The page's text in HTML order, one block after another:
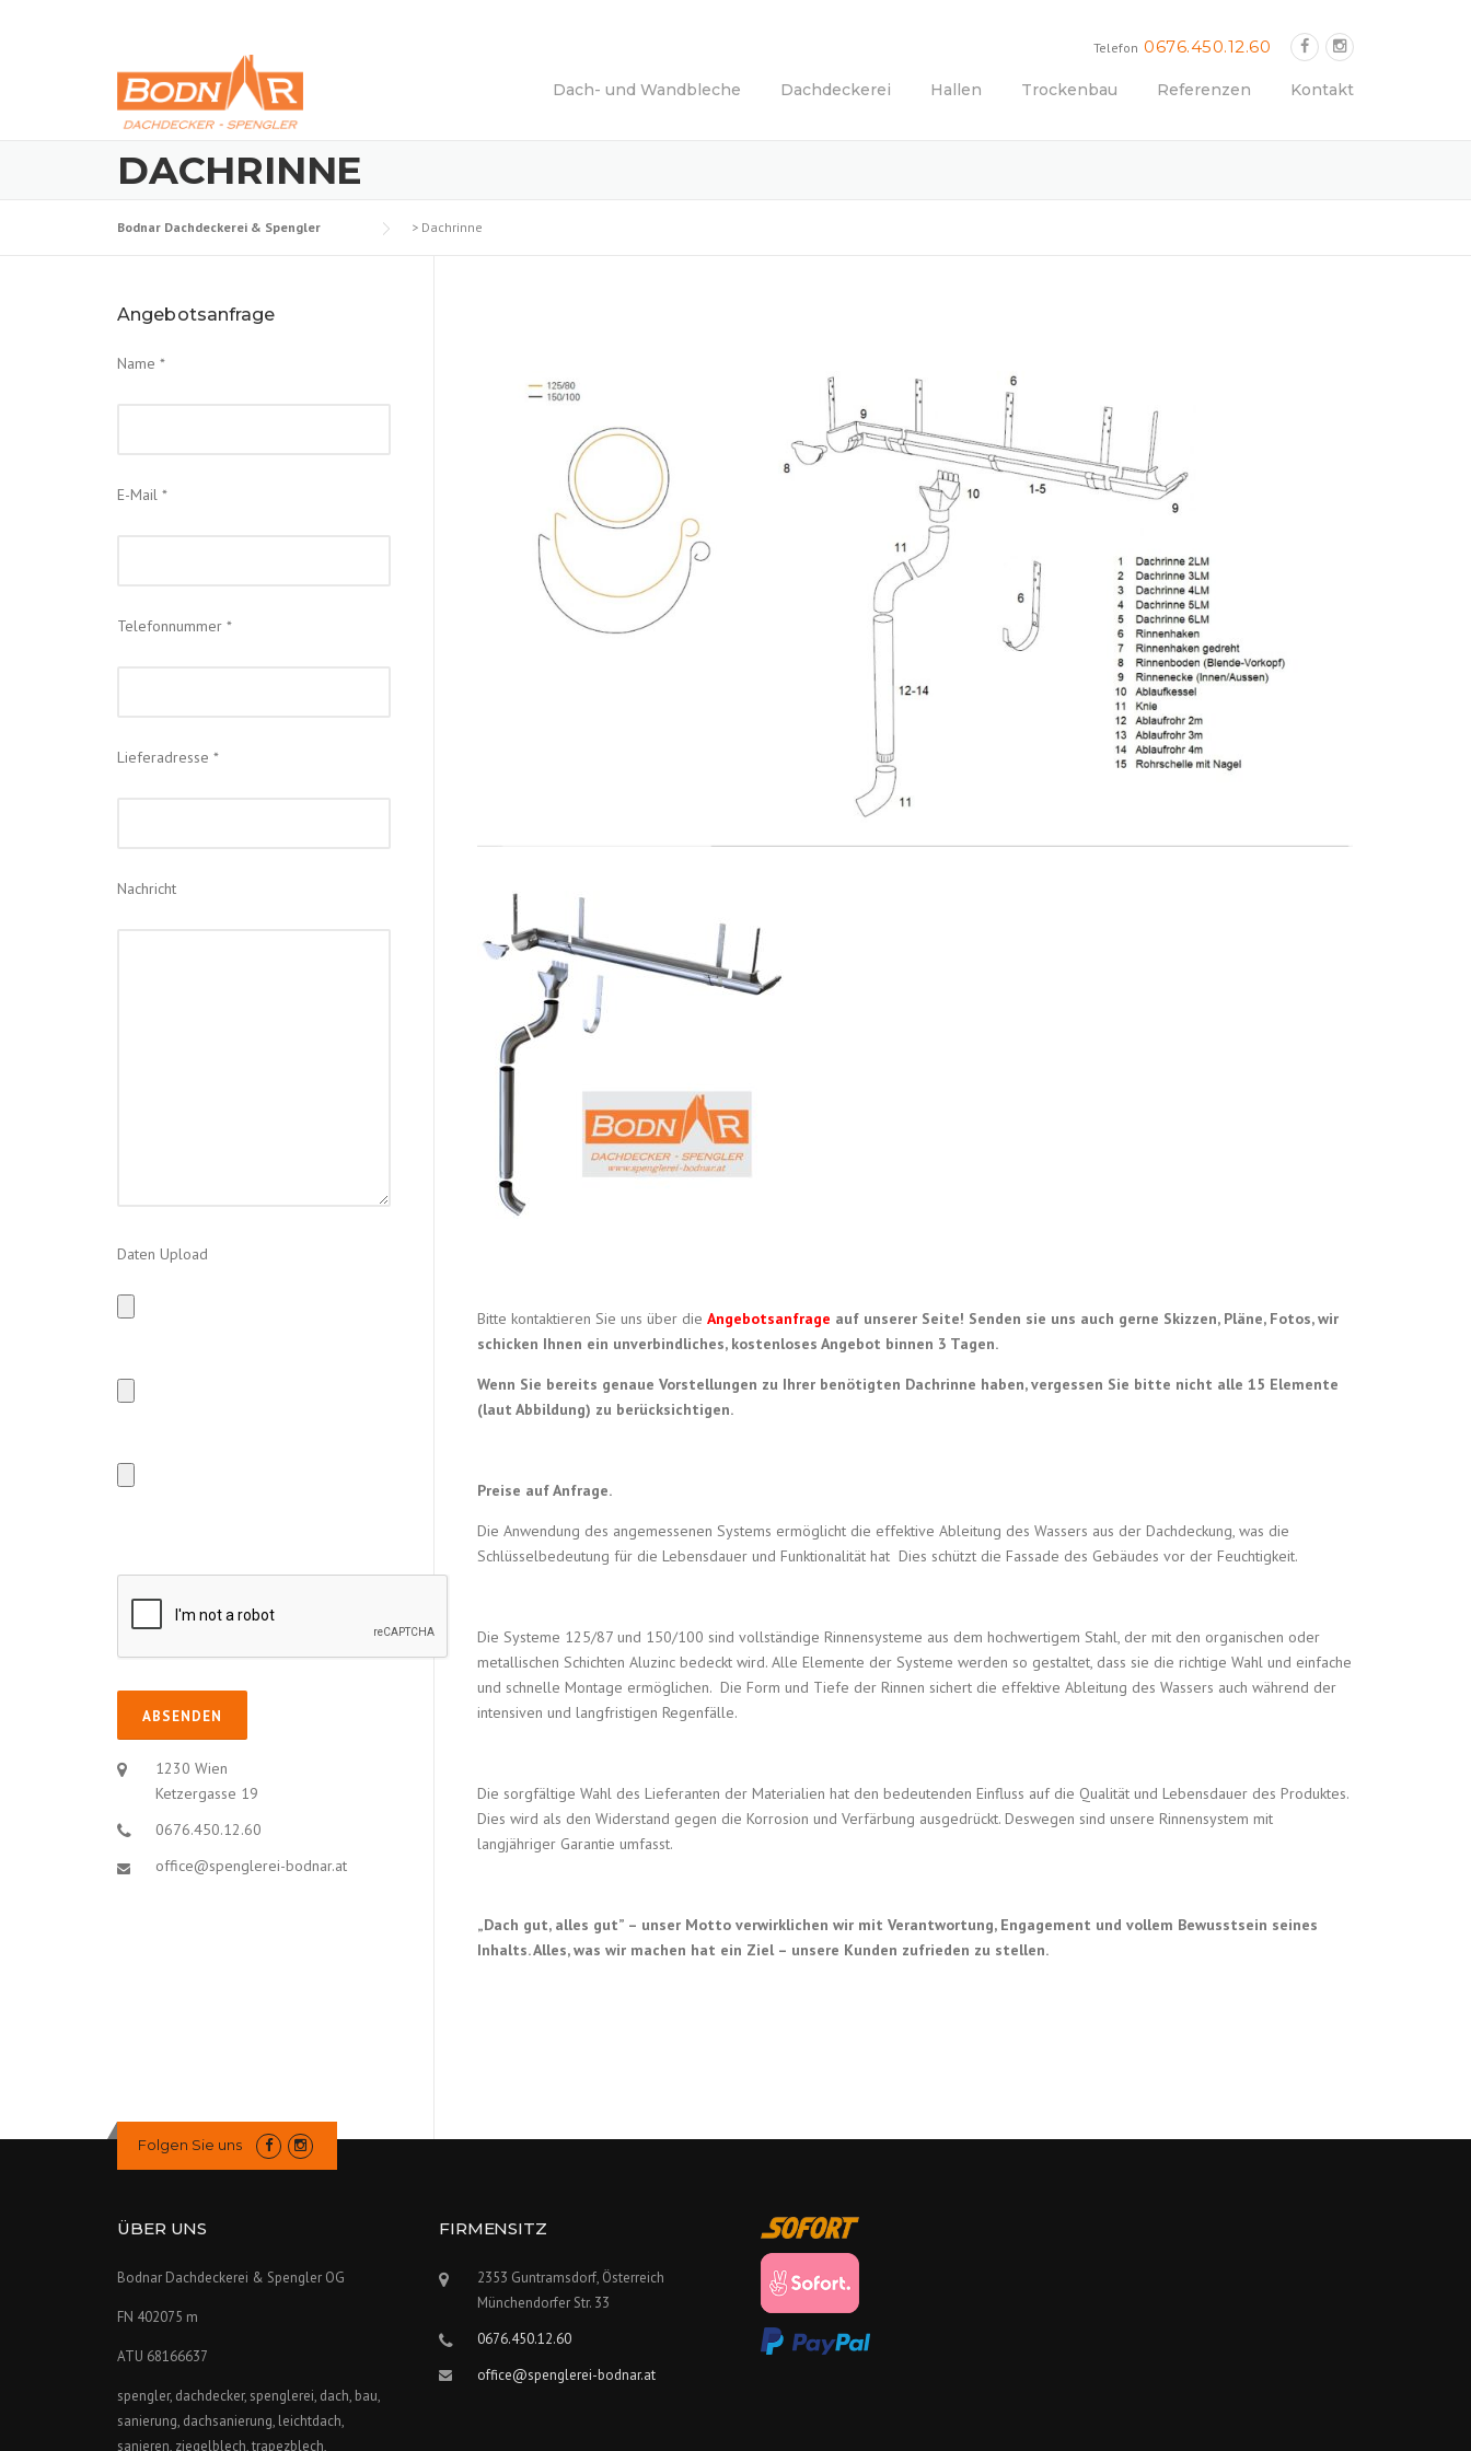
Telefon 0676.450.12.60
Dach- und Wandbleche Dachdeckerei Hallen Trockenbau Referenzen Kontakt
DACHRINNE
Bodnar Dachdeckerei & Spengler > Dachrinne
Bitte kontaktieren Sie uns über die Angebotsanfrage auf unserer Seite! Senden sie uns auch gerne Skizzen, Pläne, Fotos, wir
schicken Ihnen ein unverbindliches, kostenloses Angebot binnen 3 Tagen.
Wenn Sie bereits genaue Vorstellungen zu Ihrer benötigten Dachrinne haben, vergessen Sie bitte nicht alle 15 Elemente
(laut Abbildung) zu berücksichtigen.
Preise auf Anfrage.
Die Anwendung des angemessenen Systems ermöglicht die effektive Ableitung des Wassers aus der Dachdeckung, was die
Schlüsselbedeutung für die Lebensdauer und Funktionalität hat Dies schützt die Fassade des Gebäudes vor der Feuchtigkeit.
Die Systeme 125/87 und 150/100 sind vollständige Rinnensysteme aus dem hochwertigem Stahl, der mit den organischen oder
metallischen Schichten Aluzinc bedeckt wird. Alle Elemente der Systeme werden so gestaltet, dass sie die richtige Wahl und einfache
und schnelle Montage ermöglichen. Die Form und Tiefe der Rinnen sichert die effektive Ableitung des Wassers auch während der
intensiven und langfristigen Regenfälle.
Die sorgfältige Wahl des Lieferanten der Materialien hat den bedeutenden Einfluss auf die Qualität und Lebensdauer des Produktes.
Dies wird als den Widerstand gegen die Korrosion und Verfärbung ausgedrückt. Deswegen sind unsere Rinnensystem mit
langjähriger Garantie umfasst.
„Dach gut, alles gut” – unser Motto verwirklichen wir mit Verantwortung, Engagement und vollem Bewusstsein seines
Inhalts. Alles, was wir machen hat ein Ziel – unsere Kunden zufrieden zu stellen.
Angebotsanfrage
Name *
E-Mail *
Telefonnummer *
Lieferadresse *
Nachricht
Daten Upload
1230 Wien
Ketzergasse 19
0676.450.12.60
office@spenglerei-bodnar.at
Folgen Sie uns
ÜBER UNS
Bodnar Dachdeckerei & Spengler OG
FN 402075 m
ATU 68166637
spengler, dachdecker, spenglerei, dach, bau,
sanierung, dachsanierung, leichtdach,
sanieren, ziegelblech, trapezblech,
FIRMENSITZ
2353 Guntramsdorf, Österreich
Münchendorfer Str. 33
0676.450.12.60
office@spenglerei-bodnar.at